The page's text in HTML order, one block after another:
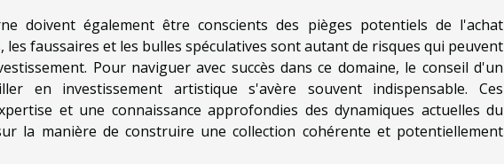
doivent également être conscients des pièges potentiels de l'achat
faussaires et les bulles spéculatives sont autant de risques qui peuvent
Pour naviguer avec succès dans ce domaine, le conseil d'un
en investissement artistique s'avère souvent indispensable. Ces
et une connaissance approfondies des dynamiques actuelles du
la manière de construire une collection cohérente et potentiellement